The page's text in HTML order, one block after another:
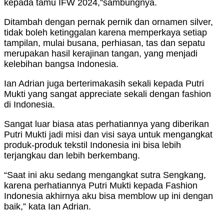
kepada tamu IFW 2024,”sambungnya.
Ditambah dengan pernak pernik dan ornamen silver,
tidak boleh ketinggalan karena memperkaya setiap
tampilan, mulai busana, perhiasan, tas dan sepatu
merupakan hasil kerajinan tangan, yang menjadi
kelebihan bangsa Indonesia.
Ian Adrian juga berterimakasih sekali kepada Putri
Mukti yang sangat appreciate sekali dengan fashion
di Indonesia.
Sangat luar biasa atas perhatiannya yang diberikan
Putri Mukti jadi misi dan visi saya untuk mengangkat
produk-produk tekstil Indonesia ini bisa lebih
terjangkau dan lebih berkembang.
“Saat ini aku sedang mengangkat sutra Sengkang,
karena perhatiannya Putri Mukti kepada Fashion
Indonesia akhirnya aku bisa memblow up ini dengan
baik,” kata Ian Adrian.